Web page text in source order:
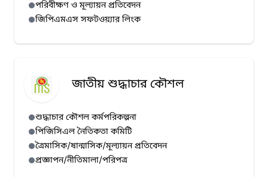
পরিবীক্ষণ ও মূল্যায়ন প্রতিবেদন
জিপিএমএস সফটওয়্যার লিংক
জাতীয় শুদ্ধাচার কৌশল
শুদ্ধাচার কৌশল কর্মপরিকল্পনা
পিজিসিএল নৈতিকতা কমিটি
ত্রৈমাসিক/ষান্মাসিক/মূল্যায়ন প্রতিবেদন
প্রজ্ঞাপন/নীতিমালা/পরিপত্র